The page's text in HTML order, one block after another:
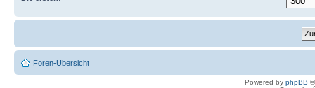
Foren-Übersicht
Powered by phpBB